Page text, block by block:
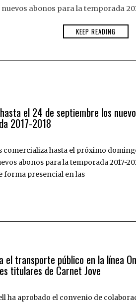
nuevos abonos para la temporada
KEEP READING
el 24 de septiembre los
2017-2018
comercializa hasta el próximo
abonos para la temporada 2017-
forma presencial en las
el transporte público en la línea
titulares de Carnet Jove
ha aprobado el convenio de